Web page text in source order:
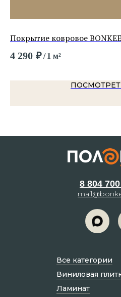
Покрытие ковровое
4 290 ₽/ 1 м²
8 804
Все категории
Виниловая
Ламинат